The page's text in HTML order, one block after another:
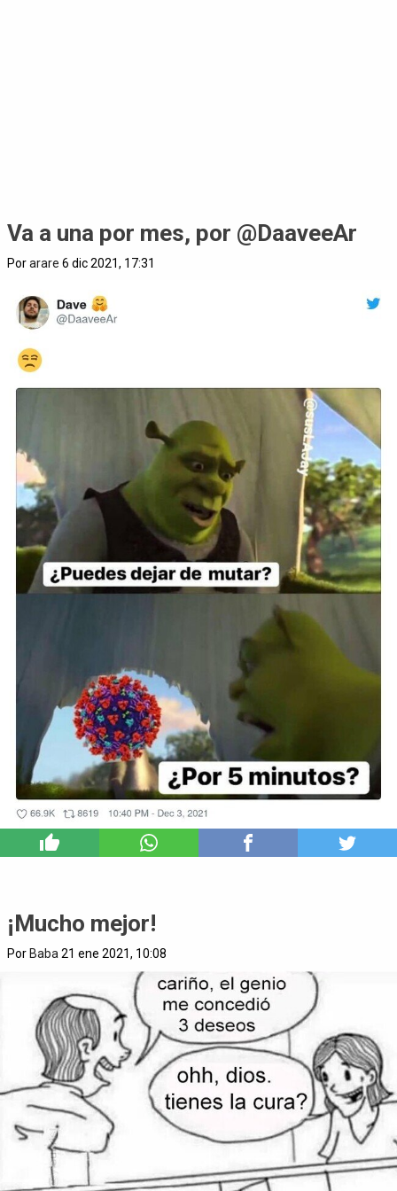
Va a una por mes, por @DaaveeAr
Porarare 6 dic 2021, 17:31
¡Mucho mejor!
Por Baba21 ene 2021, 10:08